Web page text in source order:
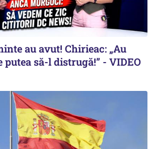
au avut! Chirieac: „Au
putea să-l distrugă!” - VIDEO